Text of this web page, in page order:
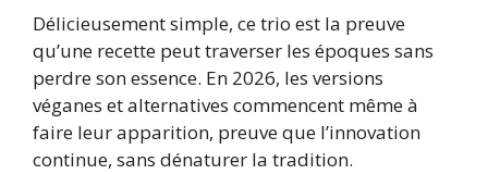
Délicieusement simple, ce trio est la preuve
qu’une recette peut traverser les époques sans
perdre son essence. En 2026, les versions
véganes et alternatives commencent même à
faire leur apparition, preuve que l’innovation
continue, sans dénaturer la tradition.